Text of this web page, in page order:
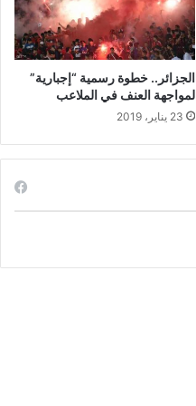
الجزائر.. خطوة رسمية “إجبارية”
لمواجهة العنف في الملاعب
23 يناير، 2019